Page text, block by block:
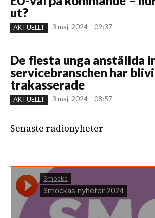
ut?
AKTUELLT 3 maj, 2024 – 09:37
De flesta unga anställda
servicebranschen har
trakasserade
AKTUELLT 3 maj, 2024 – 08:57
Senaste radionyheter